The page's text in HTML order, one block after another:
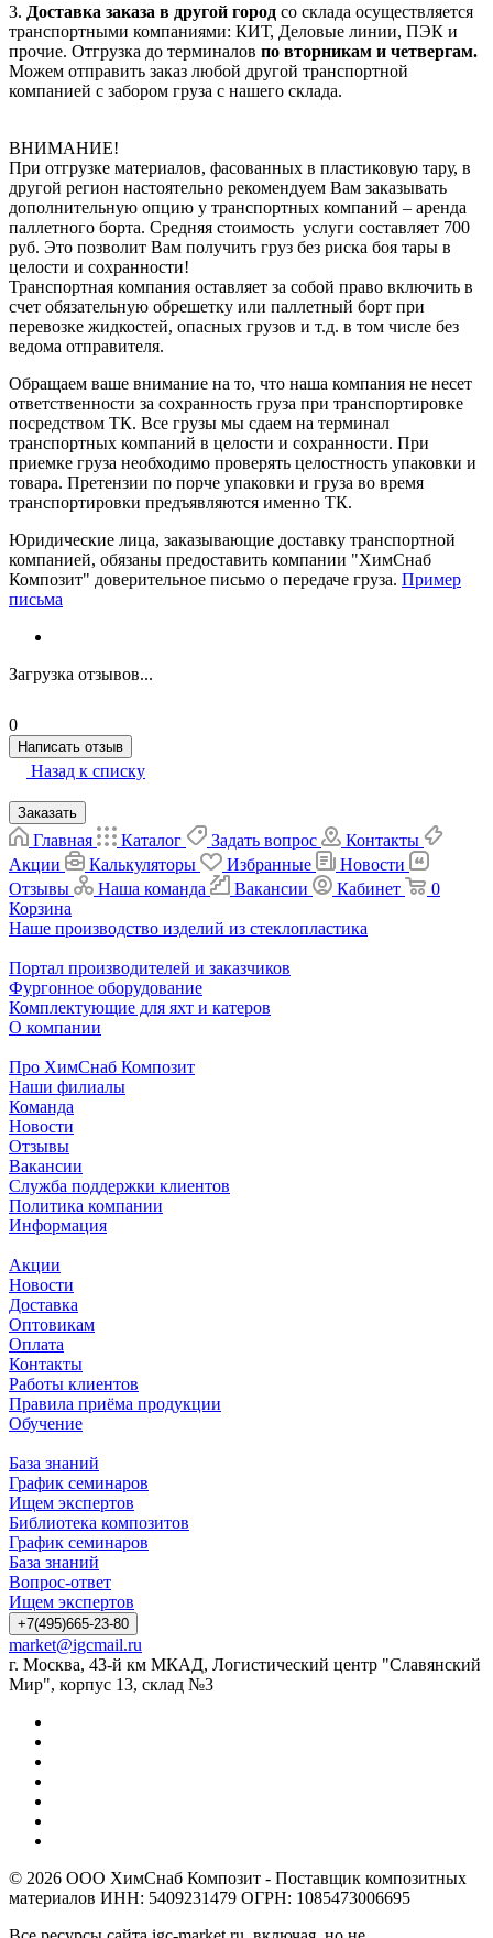
3. Доставка заказа в другой город со склада осуществляется
транспортными компаниями: КИТ, Деловые линии, ПЭК и
прочие. Отгрузка до терминалов по вторникам и четвергам.
Можем отправить заказ любой другой транспортной
компанией с забором груза с нашего склада.
ВНИМАНИЕ!
При отгрузке материалов, фасованных в пластиковую тару, в
другой регион настоятельно рекомендуем Вам заказывать
дополнительную опцию у транспортных компаний – аренда
паллетного борта. Средняя стоимость услуги составляет 700
руб. Это позволит Вам получить груз без риска боя тары в
целости и сохранности!
Транспортная компания оставляет за собой право включить в
счет обязательную обрешетку или паллетный борт при
перевозке жидкостей, опасных грузов и т.д. в том числе без
ведома отправителя.
Обращаем ваше внимание на то, что наша компания не несет
ответственности за сохранность груза при транспортировке
посредством ТК. Все грузы мы сдаем на терминал
транспортных компаний в целости и сохранности. При
приемке груза необходимо проверять целостность упаковки и
товара. Претензии по порче упаковки и груза во время
транспортировки предъявляются именно ТК.
Юридические лица, заказывающие доставку транспортной
компанией, обязаны предоставить компании "ХимСнаб
Композит" доверительное письмо о передаче груза. Пример
письма
Загрузка отзывов...
0
Написать отзыв
Назад к списку
Заказать
Главная Каталог Задать вопрос
Контакты
Акции
Калькуляторы Избранные
Новости
Отзывы
Наша команда Вакансии Кабинет
0
Корзина
Наше производство изделий из стеклопластика
Портал производителей и заказчиков
Фургонное оборудование
Комплектующие для яхт и катеров
О компании
Про ХимСнаб Композит
Наши филиалы
Команда
Новости
Отзывы
Вакансии
Служба поддержки клиентов
Политика компании
Информация
Акции
Новости
Доставка
Оптовикам
Оплата
Контакты
Работы клиентов
Правила приёма продукции
Обучение
База знаний
График семинаров
Ищем экспертов
Библиотека композитов
График семинаров
База знаний
Вопрос-ответ
Ищем экспертов
+7(495)665-23-80
market@igcmail.ru
г. Москва, 43-й км МКАД, Логистический центр "Славянский
Мир", корпус 13, склад №3
© 2026 ООО ХимСнаб Композит - Поставщик композитных
материалов ИНН: 5409231479 ОГРН: 1085473006695